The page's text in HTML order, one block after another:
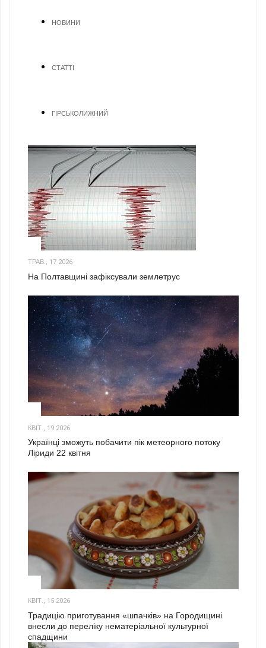
НОВИНИ
СТАТТІ
ГІРСЬКОЛИЖНИЙ
ТРАВ., 17 2026
На Полтавщині зафіксували землетрус
КВІТ., 19 2026
Українці зможуть побачити пік метеорного потоку
Ліриди 22 квітня
КВІТ., 15 2026
Традицію приготування «шпачків» на Городищині
внесли до переліку нематеріальної культурної
спадщини